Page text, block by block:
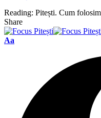
Reading: Pitești. Cum
Share
Font
Aa